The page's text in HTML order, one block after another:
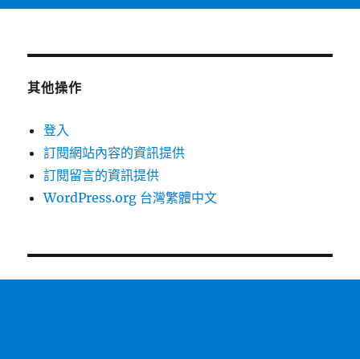
其他操作
登入
訂閱網站內容的資訊提供
訂閱留言的資訊提供
WordPress.org 台灣繁體中文